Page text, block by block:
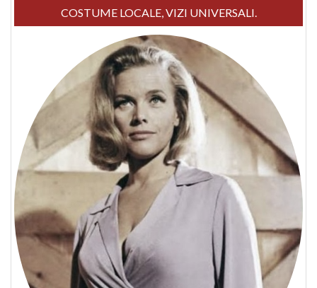
COSTUME LOCALE, VIZI UNIVERSALI.